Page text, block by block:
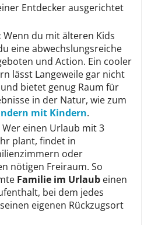
Entdecker ausgerichtet
Wenn du mit älteren Kids
eine abwechslungsreiche
und Action. Ein cooler
lässt Langeweile gar nicht
bietet genug Raum für
in der Natur, wie zum
mit Kindern.
Wer einen Urlaub mit 3
plant, findet in
oder
nötigen Freiraum. So
Familie im Urlaub einen
bei dem jedes
eigenen Rückzugsort